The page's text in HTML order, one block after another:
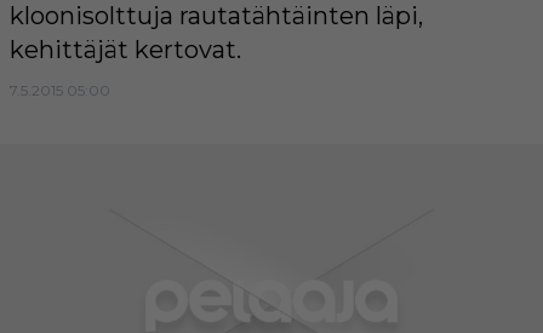
kloonisolttuja rautatähtäinten läpi,
kehittäjät kertovat.
7.5.2015 05:00